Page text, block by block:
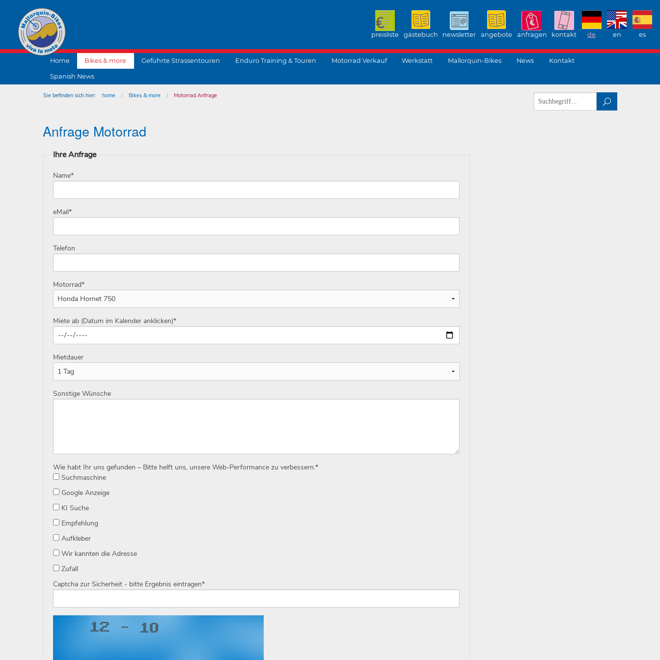
preisliste gästebuch newsletter angebote anfragen kontakt de en es
Home Bikes & more Geführte Strassentouren Enduro Training & Touren Motorrad Verkauf Werkstatt Mallorquin-Bikes News Kontakt
Spanish News
Sie befinden sich hier: home Bikes & more
Motorrad Anfrage
Anfrage Motorrad
Ihre Anfrage
Name*
eMail*
Telefon
Motorrad*
Miete ab (Datum im Kalender anklicken)*
Mietdauer
Sonstige Wünsche
Wie habt Ihr uns gefunden – Bitte helft uns, unsere Web-Performance zu verbessern.*
Suchmaschine
Google Anzeige
KI Suche
Empfehlung
Aufkleber
Wir kannten die Adresse
Zufall
Captcha zur Sicherheit - bitte Ergebnis eintragen*